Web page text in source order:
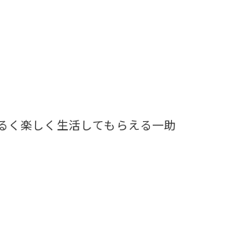
く楽しく生活してもらえる一助